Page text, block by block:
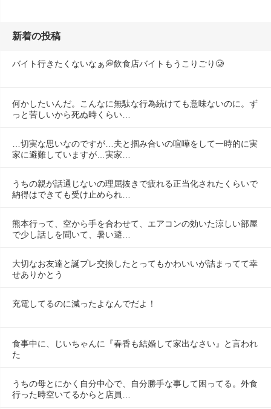
新着の投稿
バイト行きたくないなぁ💭飲食店バイトもうこりごり🥲
何かしたいんだ。こんなに無駄な行為続けても意味ないのに。ず
っと苦しいから死ぬ時くらい…
…切実な思いなのですが…夫と掴み合いの喧嘩をして一時的に実
家に避難していますが…実家…
うちの親が話通じないの理屈抜きで疲れる正当化されたくらいで
納得はできても受け止められ…
熊本行って、空から手を合わせて、エアコンの効いた涼しい部屋
で少し話しを聞いて、暑い避…
大切なお友達と誕プレ交換したとってもかわいいが詰まってて幸
せありかとう
充電してるのに減ったよなんでだよ！
食事中に、じいちゃんに『春香も結婚して家出なさい』と言われ
た
うちの母とにかく自分中心で、自分勝手な事して困ってる。外食
行った時空いてるからと店員…